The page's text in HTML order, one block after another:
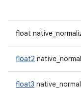
float
float2
float3